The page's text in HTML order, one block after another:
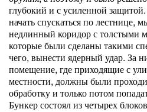
глубокий и с усиленной
начать спускаться по лестнице,
недлинный коридор с толстыми
которые были сделаны такими
чего, вынести ядерный удар. За
помещение, где приходящие с
местности, должны были
обработку и только потом
Бункер состоял из четырех